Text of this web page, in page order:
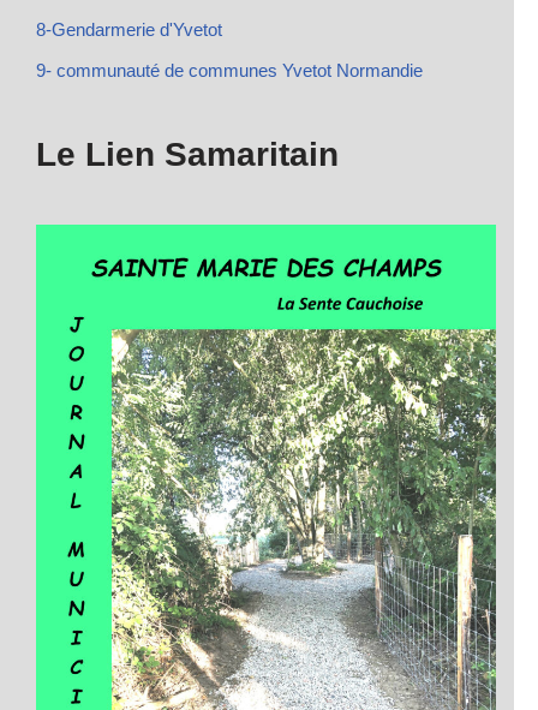
8-Gendarmerie d'Yvetot
9- communauté de communes Yvetot Normandie
Le Lien Samaritain